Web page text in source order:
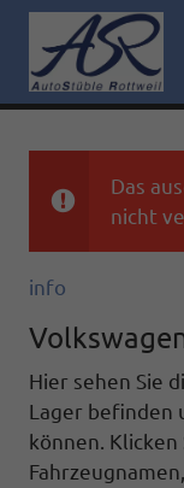
Das
nicht
info
Hier sehen Sie
Lager befinden
können. Klicken